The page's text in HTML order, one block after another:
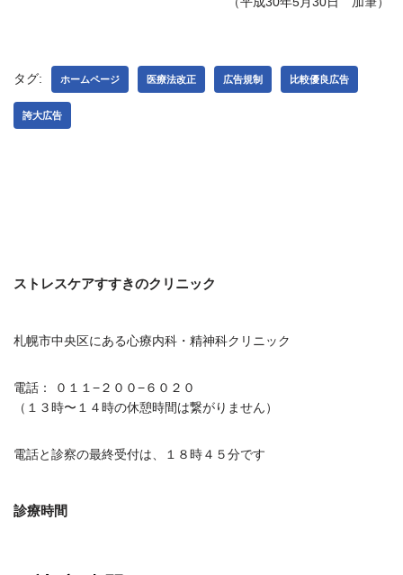
タグ: ホームページ 医療法改正 広告規制 比較優良広告
誇大広告
ストレスケアすすきのクリニック
札幌市中央区にある心療内科・精神科クリニック
電話： ０１１−２００−６０２０
（１３時〜１４時の休憩時間は繋がりません）
電話と診察の最終受付は、１８時４５分です
診療時間